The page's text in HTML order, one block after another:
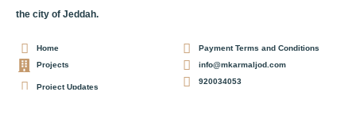
the city of Jeddah.
Home
Projects
Project Updates
Payment Terms and Conditions
info@mkarmaljod.com
920034053